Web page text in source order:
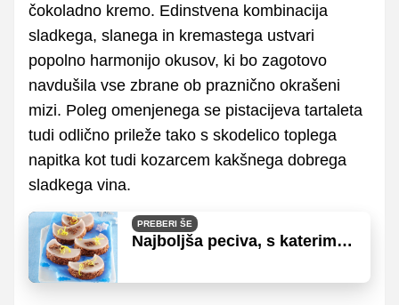
čokoladno kremo. Edinstvena kombinacija
sladkega, slanega in kremastega ustvari
popolno harmonijo okusov, ki bo zagotovo
navdušila vse zbrane ob praznično okrašeni
mizi. Poleg omenjenega se pistacijeva tartaleta
tudi odlično prileže tako s skodelico toplega
napitka kot tudi kozarcem kakšnega dobrega
sladkega vina.
PREBERI ŠE
Najboljša peciva, s katerimi